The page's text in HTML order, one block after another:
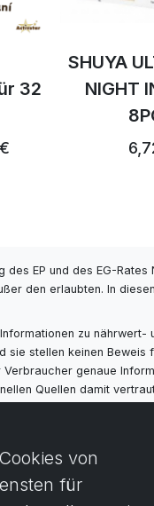
32
SHUYA
NIGHT
des EP und des EG-
den erlaubten. In
zu
sie stellen keinen
Verbraucher genaue
Quellen damit
von
für